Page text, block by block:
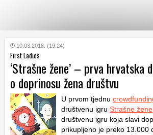
KATEGORIJE
HRVATSKI
WEB
10.03.2018. (19:24)
First Ladies
‘Strašne žene’ – prva hrvatska
o doprinosu žena društvu
U prvom tjednu
društvenu igru Strašne žene
društvenu igru koja slavi
prikupljeno je preko 13.000